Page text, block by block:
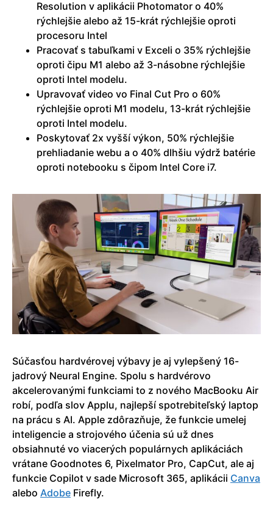
Resolution v aplikácii Photomator o 40%
rýchlejšie alebo až 15-krát rýchlejšie oproti
procesoru Intel
Pracovať s tabuľkami v Exceli o 35% rýchlejšie
oproti čipu M1 alebo až 3-násobne rýchlejšie
oproti Intel modelu.
Upravovať video vo Final Cut Pro o 60%
rýchlejšie oproti M1 modelu, 13-krát rýchlejšie
oproti Intel modelu.
Poskytovať 2x vyšší výkon, 50% rýchlejšie
prehliadanie webu a o 40% dlhšiu výdrž batérie
oproti notebooku s čipom Intel Core i7.
Súčasťou hardvérovej výbavy je aj vylepšený 16-
jadrový Neural Engine. Spolu s hardvérovo
akcelerovanými funkciami to z nového MacBooku Air
robí, podľa slov Applu, najlepší spotrebiteľský laptop
na prácu s AI. Apple zdôrazňuje, že funkcie umelej
inteligencie a strojového účenia sú už dnes
obsiahnuté vo viacerých populárnych aplikáciách
vrátane Goodnotes 6, Pixelmator Pro, CapCut, ale aj
funkcie Copilot v sade Microsoft 365, aplikácii Canva
alebo Adobe Firefly.